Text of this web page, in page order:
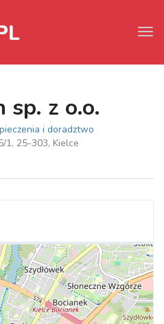
sp. z o.o.
i doradztwo
1, 25-303, Kielce